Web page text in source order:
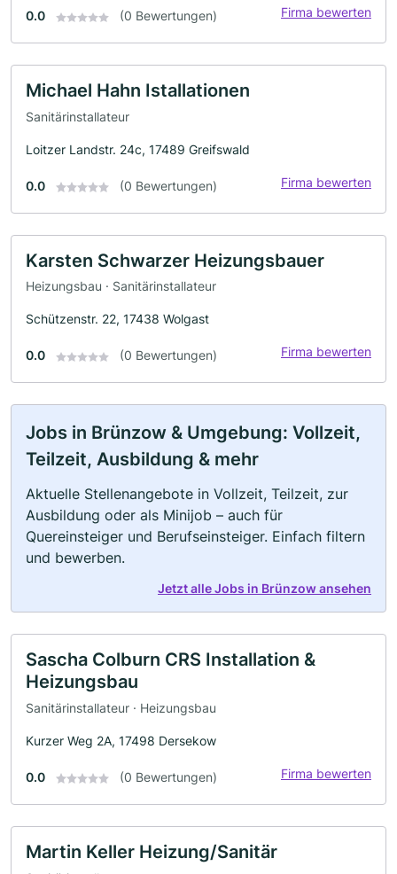
0.0 (0 Bewertungen) Firma bewerten
Michael Hahn Istallationen
Sanitärinstallateur
Loitzer Landstr. 24c, 17489 Greifswald
0.0 (0 Bewertungen) Firma bewerten
Karsten Schwarzer Heizungsbauer
Heizungsbau · Sanitärinstallateur
Schützenstr. 22, 17438 Wolgast
0.0 (0 Bewertungen) Firma bewerten
Jobs in Brünzow & Umgebung: Vollzeit,
Teilzeit, Ausbildung & mehr
Aktuelle Stellenangebote in Vollzeit, Teilzeit, zur
Ausbildung oder als Minijob – auch für
Quereinsteiger und Berufseinsteiger. Einfach filtern
und bewerben.
Jetzt alle Jobs in Brünzow ansehen
Sascha Colburn CRS Installation &
Heizungsbau
Sanitärinstallateur · Heizungsbau
Kurzer Weg 2A, 17498 Dersekow
0.0 (0 Bewertungen) Firma bewerten
Martin Keller Heizung/Sanitär